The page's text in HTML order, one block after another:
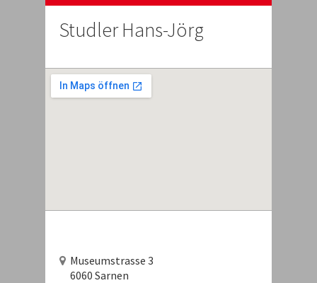
Studler Hans-Jörg
Museumstrasse 3
6060 Sarnen